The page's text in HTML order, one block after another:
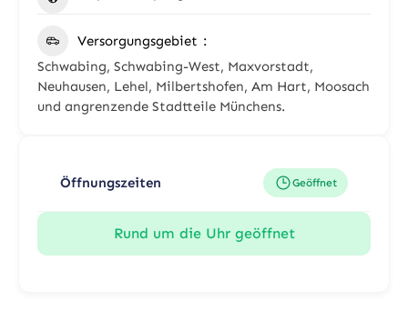
Versorgungsgebiet
Schwabing, Schwabing-West, Maxvorstadt,
Neuhausen, Lehel, Milbertshofen, Am Hart, Moosach
und angrenzende Stadtteile Münchens.
Öffnungszeiten Geöffnet
Rund um die Uhr geöffnet